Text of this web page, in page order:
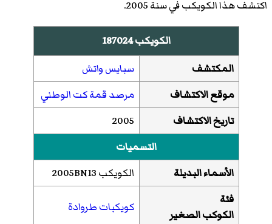
اكتشف هذا الكويكب في سنة 2005.
الكويكب 187024
المكتشف
سبايس واتش
موقع الاكتشاف
مرصد قمة كت الوطني
تاريخ الاكتشاف
2005
التسميات
الأسماء البديلة
الكويكب 2005BN13
فئة
الكوكب الصغير
كويكبات طروادة